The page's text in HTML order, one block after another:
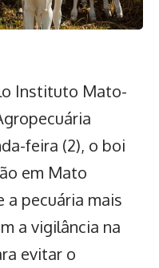
Instituto Mato-
feira (2), o boi
em Mato
a pecuária mais
a vigilância na
evitar o